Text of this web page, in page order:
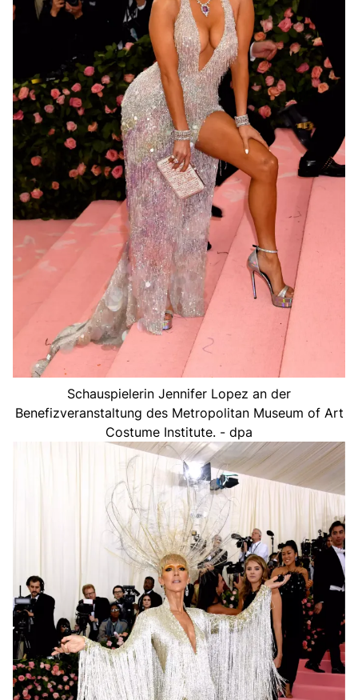
Schauspielerin Jennifer Lopez an der
Benefizveranstaltung des Metropolitan Museum of Art
Costume Institute. - dpa